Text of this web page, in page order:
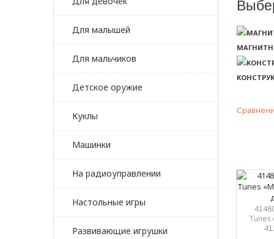
Для малышей
Для мальчиков
Детское оружие
Куклы
Машинки
На радиоуправлении
Настольные игры
Развивающие игрушки
Tunes